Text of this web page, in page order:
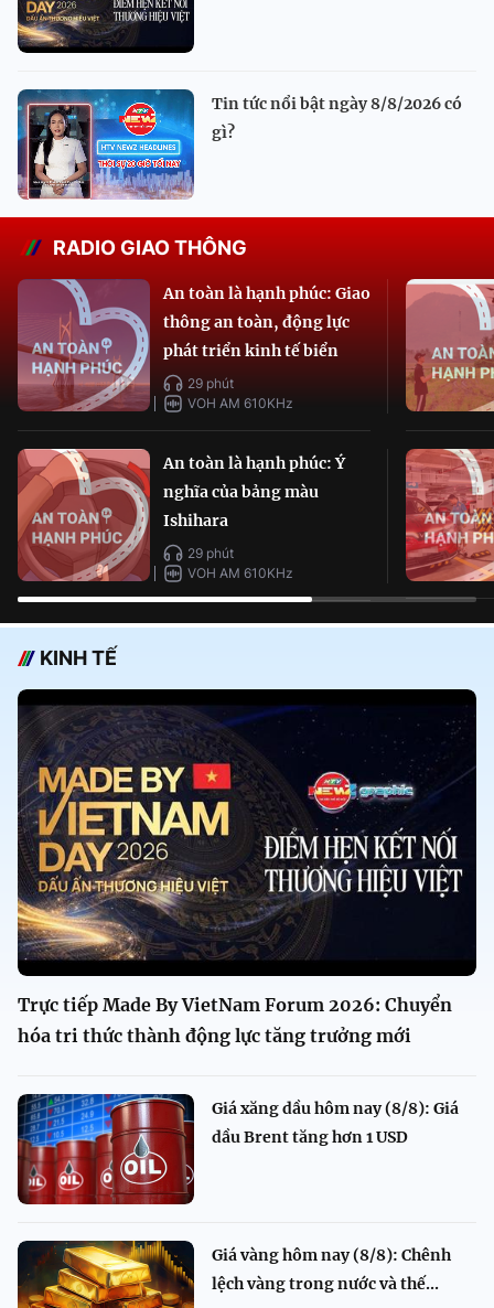
Tin tức nổi bật ngày 8/8/2026 có
gì?
RADIO GIAO THÔNG
An toàn là hạnh phúc: Giao
thông an toàn, động lực
phát triển kinh tế biển
29 phút
VOH AM 610KHz
An toàn là hạnh phúc: Ý
nghĩa của bảng màu
Ishihara
29 phút
VOH AM 610KHz
KINH TẾ
Trực tiếp Made By VietNam Forum 2026: Chuyển
hóa tri thức thành động lực tăng trưởng mới
Giá xăng dầu hôm nay (8/8): Giá
dầu Brent tăng hơn 1 USD
Giá vàng hôm nay (8/8): Chênh
lệch vàng trong nước và thế...